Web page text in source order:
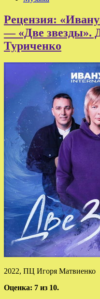
Рецензия:
— «Две звезды».
Туриченко
2022, ПЦ Игоря Матвиенко
Оценка: 7 из 10.